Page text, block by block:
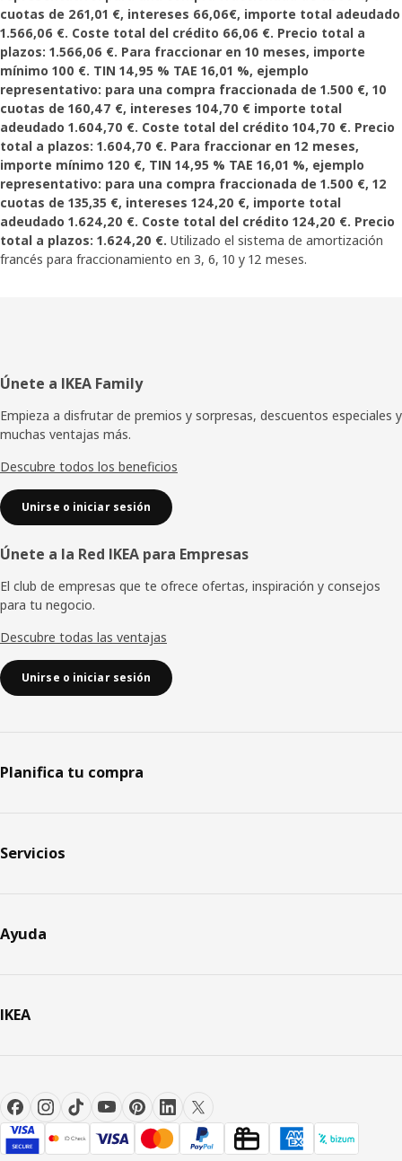
cuotas de 261,01 €, intereses 66,06€, importe total adeudado
1.566,06 €. Coste total del crédito 66,06 €. Precio total a
plazos: 1.566,06 €. Para fraccionar en 10 meses, importe
mínimo 100 €. TIN 14,95 % TAE 16,01 %, ejemplo
representativo: para una compra fraccionada de 1.500 €, 10
cuotas de 160,47 €, intereses 104,70 € importe total
adeudado 1.604,70 €. Coste total del crédito 104,70 €. Precio
total a plazos: 1.604,70 €. Para fraccionar en 12 meses,
importe mínimo 120 €, TIN 14,95 % TAE 16,01 %, ejemplo
representativo: para una compra fraccionada de 1.500 €, 12
cuotas de 135,35 €, intereses 124,20 €, importe total
adeudado 1.624,20 €. Coste total del crédito 124,20 €. Precio
total a plazos: 1.624,20 €. Utilizado el sistema de amortización
francés para fraccionamiento en 3, 6, 10 y 12 meses.
Pie
de
página
Únete a IKEA Family
Empieza a disfrutar de premios y sorpresas, descuentos especiales y
muchas ventajas más.
Descubre todos los beneficios
Unirse o iniciar sesión
Únete a la Red IKEA para Empresas
El club de empresas que te ofrece ofertas, inspiración y consejos
para tu negocio.
Descubre todas las ventajas
Unirse o iniciar sesión
Planifica tu compra
Servicios
Ayuda
IKEA